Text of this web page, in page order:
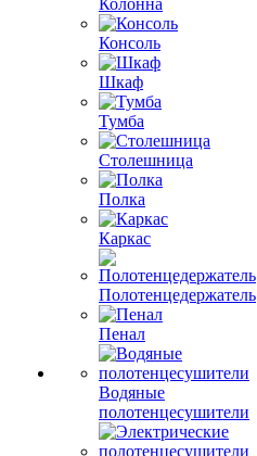
Колонна
Консоль
Шкаф
Тумба
Столешница
Полка
Каркас
Полотенцедержатель
Пенал
Водяные
полотенцесушители